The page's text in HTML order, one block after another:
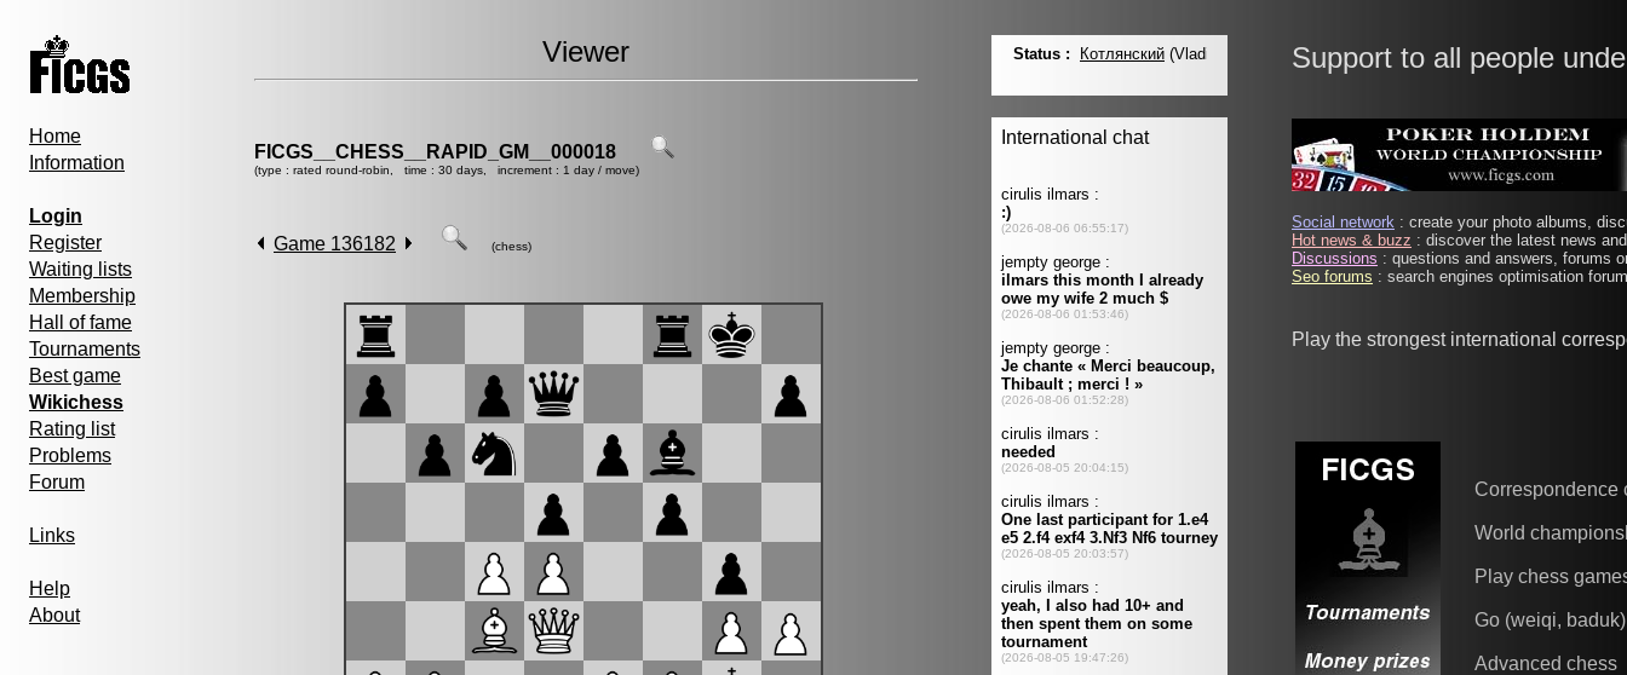
Home
Information
Login
Register
Waiting lists
Membership
Hall of fame
Tournaments
Best game
Wikichess
Rating list
Problems
Forum
Links
Help
About
Viewer
FICGS__CHESS__RAPID_GM__000018
(type : rated round-robin, time : 30 days, increment : 1 day / move)
Game 136182 (chess)
Support to all people
Social network : create your photo albums,
Hot news & buzz : discover the latest news
Discussions : questions and answers, forums
Seo forums : search engines optimisation
Play the strongest international
Correspondence
World
Play chess
Go (weiqi, baduk)
Advanced chess